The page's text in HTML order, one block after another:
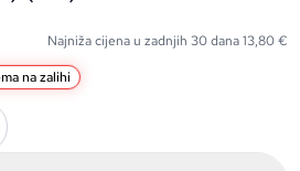
Najniža cijena u zadnjih 30 dana13,80€
na zalihi